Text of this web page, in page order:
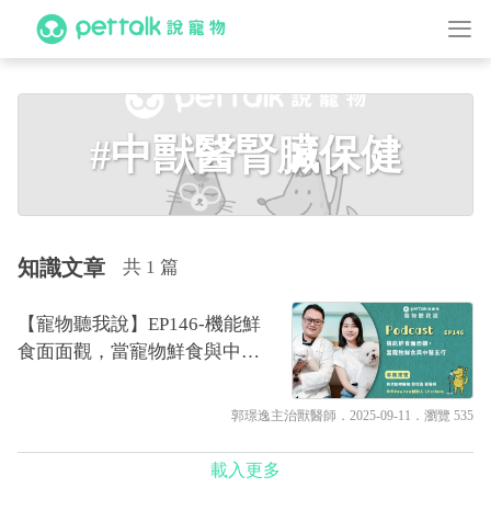
#中獸醫腎臟保健
知識文章 共 1 篇
【寵物聽我說】EP146-機能鮮
食面面觀，當寵物鮮食與中醫
郭璟逸主治獸醫師 ．2025-09-11． 瀏覽 535
載入更多